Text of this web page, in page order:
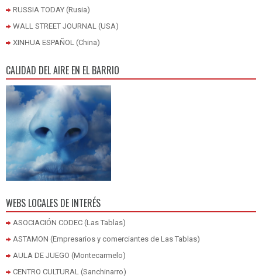
RUSSIA TODAY (Rusia)
WALL STREET JOURNAL (USA)
XINHUA ESPAÑOL (China)
CALIDAD DEL AIRE EN EL BARRIO
WEBS LOCALES DE INTERÉS
ASOCIACIÓN CODEC (Las Tablas)
ASTAMON (Empresarios y comerciantes de Las Tablas)
AULA DE JUEGO (Montecarmelo)
CENTRO CULTURAL (Sanchinarro)